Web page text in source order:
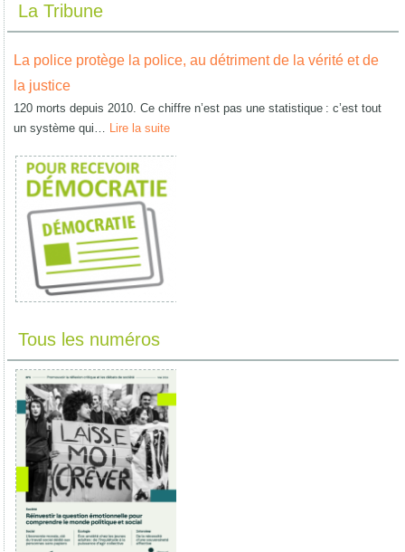
La Tribune
La police protège la police, au détriment de la vérité et de
la justice
120 morts depuis 2010. Ce chiffre n’est pas une statistique : c’est tout
un système qui… Lire la suite
Tous les numéros